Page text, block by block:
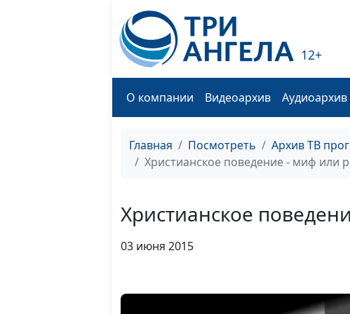
12+
О компании Видеоархив Аудиоархив
Главная Посмотреть Архив ТВ
Христианское поведение - миф или
Христианское
03 июня 2015